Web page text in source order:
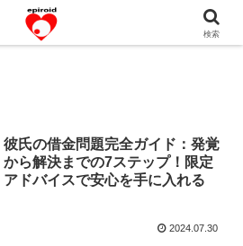
あなたのストーリーを変えていく！。
彼氏の借金問題完全ガイド：発覚
から解決までの7ステップ！限定
アドバイスで安心を手に入れる
2024.07.30
検索